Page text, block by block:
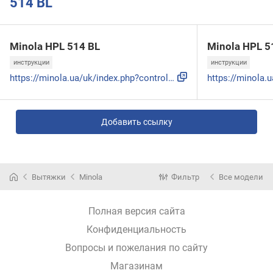
Minola HPL 514 BL
инструкции
https://minola.ua/uk/index.php?controller=attachment&id_att...
Minola HPL
инструкции
Добавить ссылку
Вытяжки Minola Фильтр Все модели
Полная версия сайта
Конфиденциальность
Вопросы и пожелания по сайту
Магазинам